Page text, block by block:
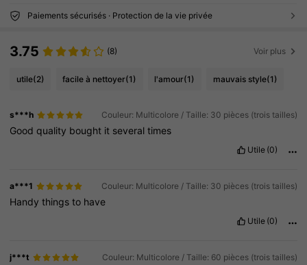
Paiements sécurisés · Protection de la vie privée
3.75 (8) Voir plus
utile(2) facile à nettoyer(1) l'amour(1) mauvais style(1)
s***h Couleur: Multicolore / Taille: 30 pièces (trois tailles)
Goodquality bought it severaltimes
Utile (0)
a***1 Couleur: Multicolore / Taille: 30 pièces (trois tailles)
Handythingsto have
Utile (0)
j***t Couleur: Multicolore / Taille: 60 pièces (trois tailles)